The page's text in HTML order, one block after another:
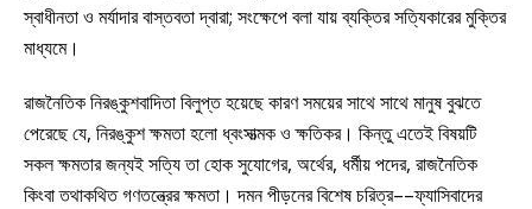
স্বাধীনতা ও মর্যাদার বাস্তবতা দ্বারা; সংক্ষেপে বলা যায় ব্যক্তির সত্যিকারের মুক্তির
মাধ্যমে।
রাজনৈতিক নিরঙ্কুশবাদিতা বিলুপ্ত হয়েছে কারণ সময়ের সাথে সাথে মানুষ বুঝতে
পেরেছে যে, নিরঙ্কুশ ক্ষমতা হলো ধ্বংসাত্মক ও ক্ষতিকর। কিন্তু এতেই বিষয়টি
সকল ক্ষমতার জন্যই সত্যি তা হোক সুযোগের, অর্থের, ধর্মীয় পদের, রাজনৈতিক
কিংবা তথাকথিত গণতন্ত্রের ক্ষমতা। দমন পীড়নের বিশেষ চরিত্র––ফ্যাসিবাদের